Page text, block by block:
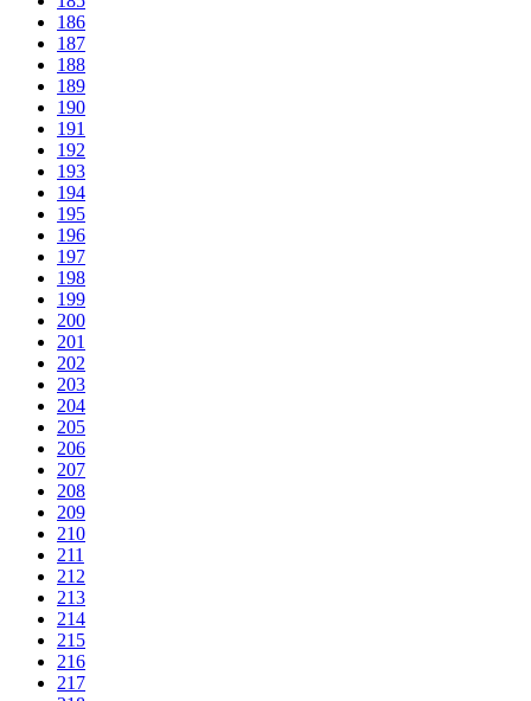
186
187
188
189
190
191
192
193
194
195
196
197
198
199
200
201
202
203
204
205
206
207
208
209
210
211
212
213
214
215
216
217